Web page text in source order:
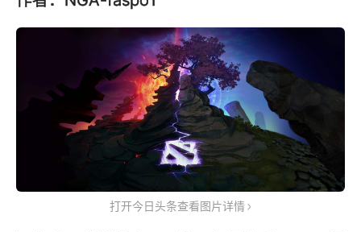
打开今日头条查看图片详情